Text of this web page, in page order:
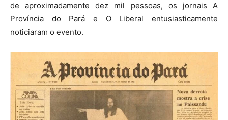
de aproximadamente dez mil pessoas, os jornais A
Província do Pará e O Liberal entusiasticamente
noticiaram o evento.